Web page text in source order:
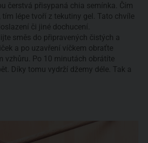
čerstvá přisypaná chia semínka. Čím
tím lépe tvoří z tekutiny gel. Tato chvíle
či jiné dochucení.
směs do připravených čistých a
a po uzavření víčkem obraťte
vzhůru. Po 10 minutách obrátíte
Díky tomu vydrží džemy déle. Tak a